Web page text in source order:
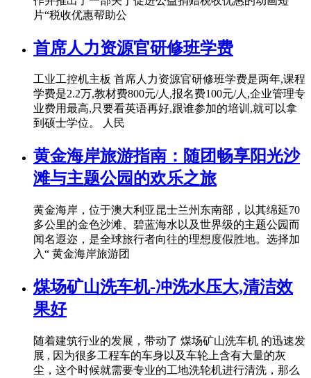
片“税收优惠帮助公
首席人力资源官研修班学费
工业工控机主板 首席人力资源官研修班学费是两年,课程
学费是2.2万,教材费800元/人,报名费100元/人,企业管理专
业费用最高,只要看英语再好,跟谁参加的培训,就可以拿
到硕士学位。 人民
黄金海岸旅游指南：随团畅享阳光沙
滩与主题公园的欢乐之旅
黄金海岸，位于澳大利亚昆士兰州东南部，以其绵延70
多公里的金色沙滩、碧蓝海水以及世界级的主题公园而
闻名遐迩，是全球旅行者向往的理想度假胜地。选择加
入“ 黄金海岸旅游团
煤场矿山洗车机-冲洗水压大,清洁效
果好
随着建筑行业的发展，带动了 煤场矿山洗车机 的迅速发
展 , 因为很多工程车的车身以及车轮上含有大量的灰
尘，这个时候就需要专业的工地洗轮机进行清洗，那么